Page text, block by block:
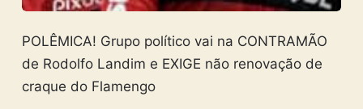
POLÊMICA! Grupo político vai na CONTRAMÃO
de Rodolfo Landim e EXIGE não renovação de
craque do Flamengo